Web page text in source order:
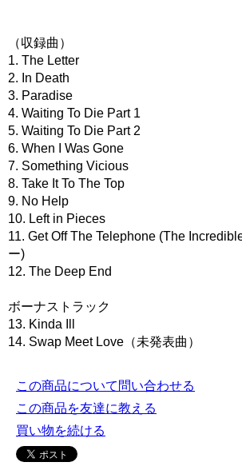
（収録曲）
1. The Letter
2. In Death
3. Paradise
4. Waiting To Die Part 1
5. Waiting To Die Part 2
6. When I Was Gone
7. Something Vicious
8. Take It To The Top
9. No Help
10. Left in Pieces
11. Get Off The Telephone (The
ー)
12. The Deep End
ボーナストラック
13. Kinda Ill
14. Swap Meet Love（未発表曲）
この商品について問い合わせる
この商品を友達に教える
買い物を続ける